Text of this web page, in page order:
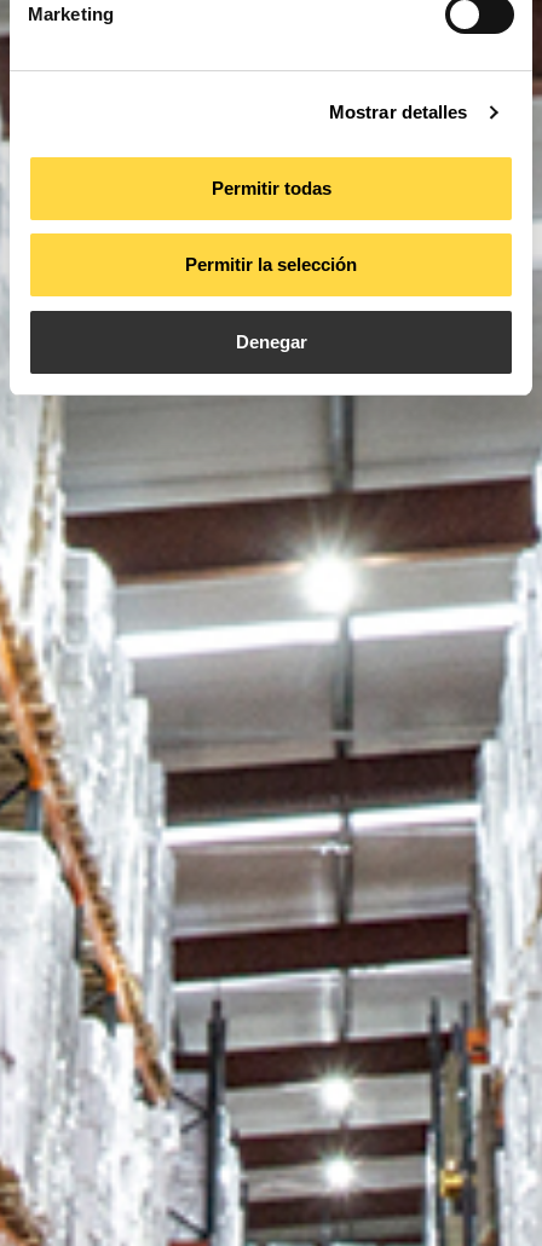
Marketing
Mostrar detalles
Permitir todas
Permitir la selección
Denegar